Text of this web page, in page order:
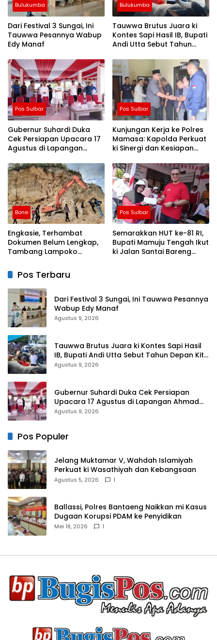
Bulukumba
Dari Festival 3 Sungai, Ini
Tauwwa Pesannya Wabup
Edy Manaf
Bulukumba
Tauwwa Brutus Juara ki
Kontes Sapi Hasil IB, Bupati
Andi Utta Sebut Tahun
Lebih Besar
Pos Sulbar
Gubernur Suhardi Duka
Cek Persiapan Upacara 17
Agustus di Lapangan
Persen
Pos Sulbar
Kunjungan Kerja ke Polres
Mamasa: Kapolda Perkuat
ki Sinergi dan Kesiapan
Wilayah
Bone
Engkasie, Terhambat
Dokumen Belum Lengkap,
Tambang Lampoko
Tidak Operasional
Pos Sulbar
Semarakkan HUT ke-81 RI,
Bupati Mamuju Tengah Ikut
ki Jalan Santai Bareng
Pos Terbaru
Dari Festival 3 Sungai, Ini Tauwwa Pesannya
Wabup Edy Manaf
Agustus 9, 2026
Tauwwa Brutus Juara ki Kontes Sapi Hasil
IB, Bupati Andi Utta Sebut Tahun Depan Kita
Bikin Skala Lebih Besar
Agustus 9, 2026
Gubernur Suhardi Duka Cek Persiapan
Upacara 17 Agustus di Lapangan Ahmad
Kirang, Capai 80 Persen
Agustus 9, 2026
Pos Populer
Jelang Muktamar V, Wahdah Islamiyah
Perkuat ki Wasathiyah dan Kebangsaan
Agustus 5, 2026 1
Ballassi, Polres Bantaeng Naikkan mi Kasus
Dugaan Korupsi PDAM ke Penyidikan
Mei 18, 2026 1